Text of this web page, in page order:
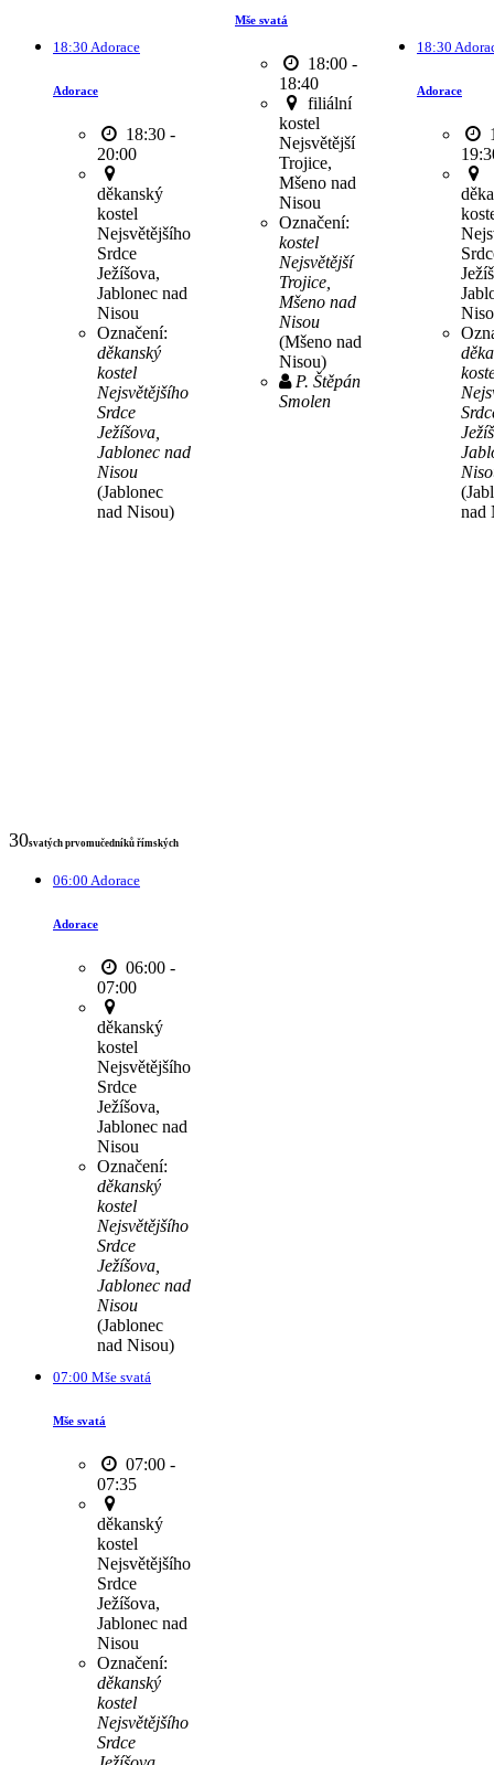
18:30 Adorace
Adorace
18:30 -
20:00
děkanský
kostel
Nejsvětějšího
Srdce
Ježíšova,
Jablonec nad
Nisou
Označení:
děkanský
kostel
Nejsvětějšího
Srdce
Ježíšova,
Jablonec nad
Nisou
(Jablonec
nad Nisou)
Mše svatá
18:00 -
18:40
filiální
kostel
Nejsvětější
Trojice,
Mšeno nad
Nisou
Označení:
kostel
Nejsvětější
Trojice,
Mšeno nad
Nisou
(Mšeno nad
Nisou)
P. Štěpán
Smolen
18:30
Adorace
nad
30svatých prvomučedníků římských
06:00 Adorace
Adorace
06:00 -
07:00
děkanský
kostel
Nejsvětějšího
Srdce
Ježíšova,
Jablonec nad
Nisou
Označení:
děkanský
kostel
Nejsvětějšího
Srdce
Ježíšova,
Jablonec nad
Nisou
(Jablonec
nad Nisou)
07:00 Mše svatá
Mše svatá
07:00 -
07:35
děkanský
kostel
Nejsvětějšího
Srdce
Ježíšova,
Jablonec nad
Nisou
Označení:
děkanský
kostel
Nejsvětějšího
Srdce